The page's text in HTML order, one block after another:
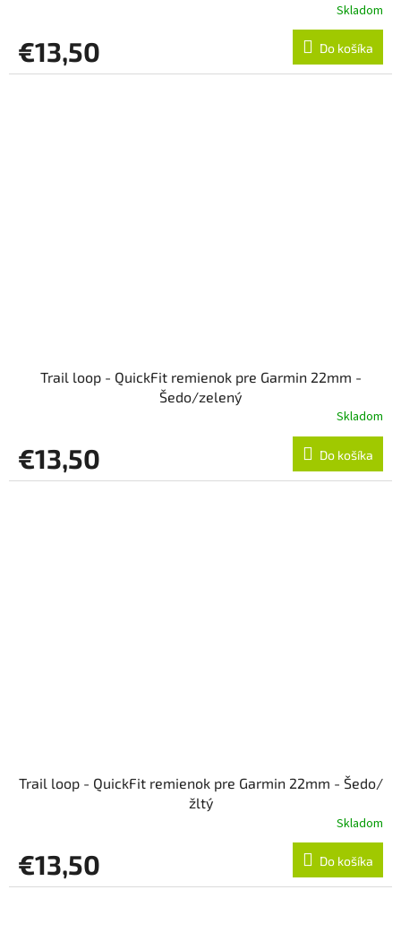
Skladom
€13,50 Do košíka
Trail loop - QuickFit remienok pre Garmin 22mm -
Šedo/zelený
Skladom
€13,50 Do košíka
Trail loop - QuickFit remienok pre Garmin 22mm - Šedo/
žltý
Skladom
€13,50 Do košíka